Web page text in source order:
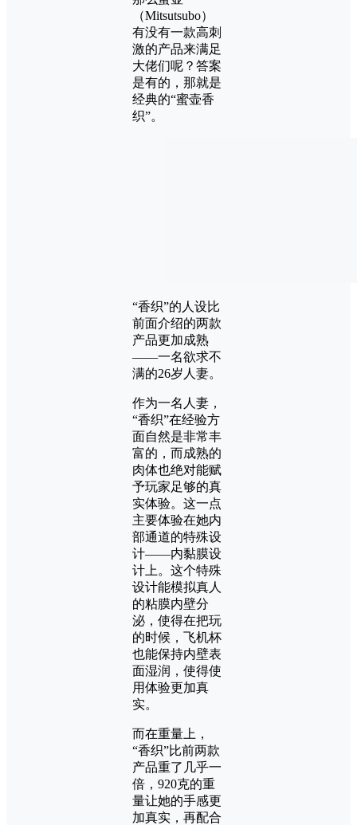
（Mitsutsubo）
有没有一款高刺
激的产品来满足
大佬们呢？答案
是有的，那就是
经典的“蜜壶香
织”。
“香织”的人设比
前面介绍的两款
产品更加成熟
——一名欲求不
满的26岁人妻。
作为一名人妻，
“香织”在经验方
面自然是非常丰
富的，而成熟的
肉体也绝对能赋
予玩家足够的真
实体验。这一点
主要体验在她内
部通道的特殊设
计——内黏膜设
计上。这个特殊
设计能模拟真人
的粘膜内壁分
泌，使得在把玩
的时候，飞机杯
也能保持内壁表
面湿润，使得使
用体验更加真
实。
而在重量上，
“香织”比前两款
产品重了几乎一
倍，920克的重
量让她的手感更
加真实，再配合